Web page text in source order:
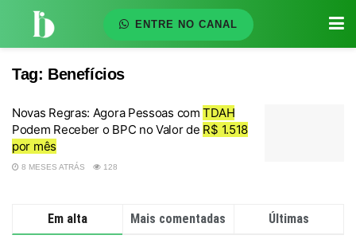
ENTRE NO CANAL
Tag: Benefícios
Novas Regras: Agora Pessoas comTDAH
Podem Receber o BPC no Valor de R$ 1.518
por mês
8 MESES ATRÁS 128
Em alta Mais comentadas Últimas